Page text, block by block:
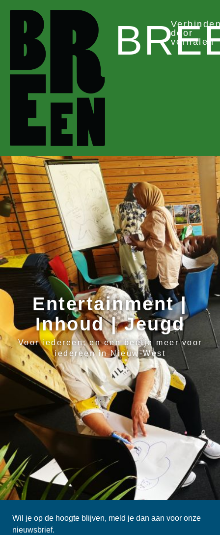
door
verhalen
Entertainment |
Inhoud | Jeugd
Voor iedereen; en een beetje meer voor
iedereen in Nieuw-West
Wil je op de hoogte blijven, meld je dan aan voor onze
nieuwsbrief.